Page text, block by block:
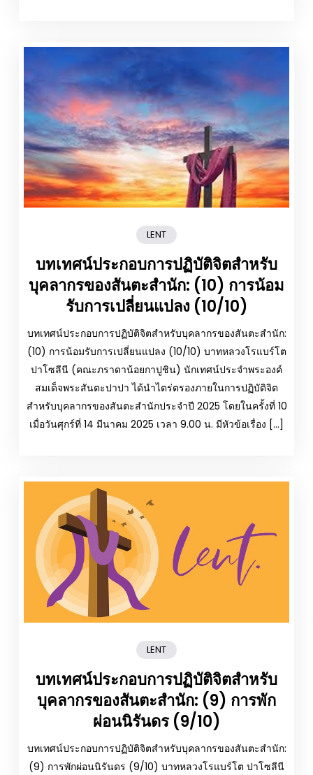
LENT
บทเทศน์ประกอบการปฏิบัติจิตสำหรับ
บุคลากรของสันตะสำนัก: (10) การน้อม
รับการเปลี่ยนแปลง (10/10)
บทเทศน์ประกอบการปฏิบัติจิตสำหรับบุคลากรของสันตะสำนัก:
(10) การน้อมรับการเปลี่ยนแปลง (10/10) บาทหลวงโรแบร์โต
ปาโซลีนี (คณะภราดาน้อยกาปูชิน) นักเทศน์ประจำพระองค์
สมเด็จพระสันตะปาปา ได้นำไตร่ตรองภายในการปฏิบัติจิต
สำหรับบุคลากรของสันตะสำนักประจำปี 2025 โดยในครั้งที่ 10
เมื่อวันศุกร์ที่ 14 มีนาคม 2025 เวลา 9.00 น. มีหัวข้อเรื่อง […]
LENT
บทเทศน์ประกอบการปฏิบัติจิตสำหรับ
บุคลากรของสันตะสำนัก: (9) การพัก
ผ่อนนิรันดร (9/10)
บทเทศน์ประกอบการปฏิบัติจิตสำหรับบุคลากรของสันตะสำนัก:
(9) การพักผ่อนนิรันดร (9/10) บาทหลวงโรแบร์โต ปาโซลีนี